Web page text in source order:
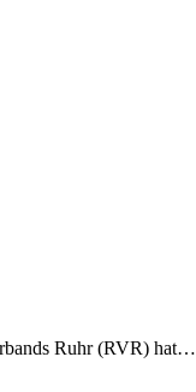
Ruhr (RVR) hat…